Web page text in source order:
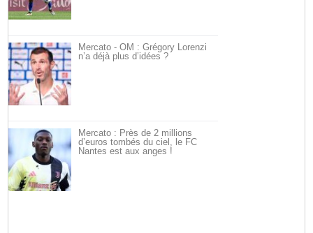
Mercato - OM : Grégory Lorenzi
n’a déjà plus d’idées ?
Mercato : Près de 2 millions
d’euros tombés du ciel, le FC
Nantes est aux anges !